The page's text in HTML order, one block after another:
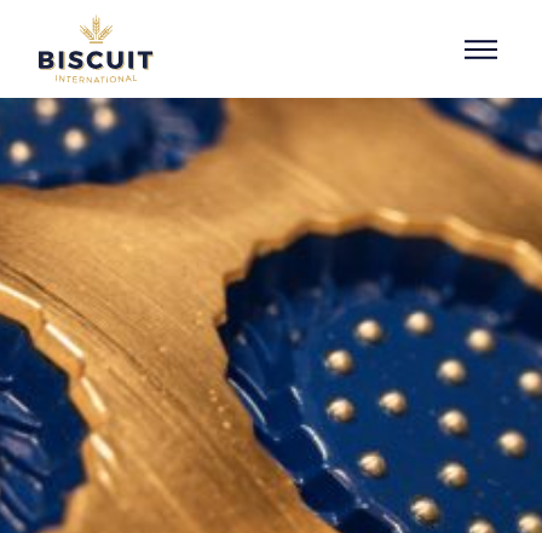
Aller au contenu